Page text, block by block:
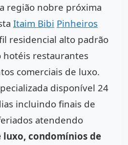
região nobre próxima
Itaim Bibi Pinheiros
residencial alto padrão
hotéis restaurantes
comerciais de luxo.
disponível 24
incluindo finais de
atendendo
luxo, condomínios de